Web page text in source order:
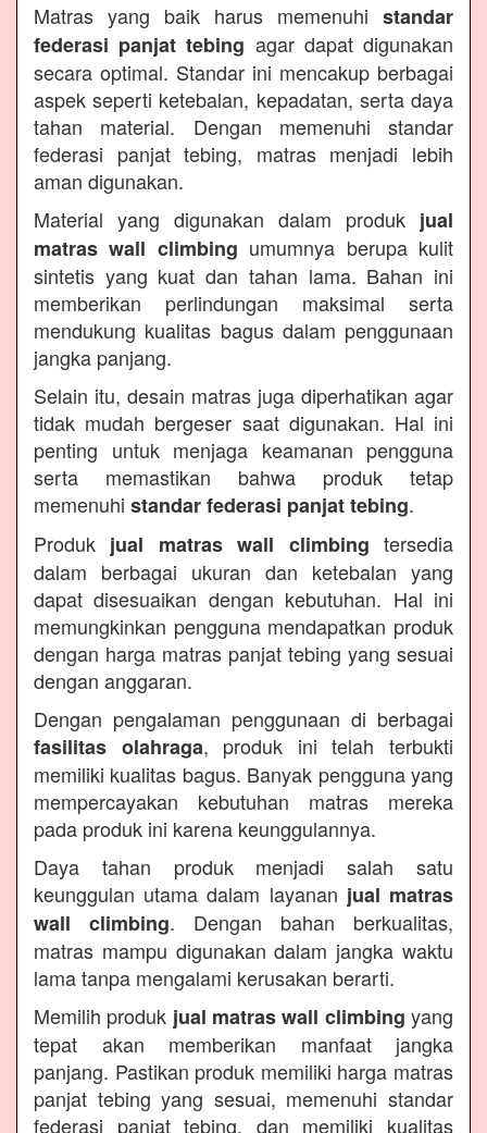
Matras yang baik harus memenuhi standar
federasi panjat tebing agar dapat digunakan
secara optimal. Standar ini mencakup berbagai
aspek seperti ketebalan, kepadatan, serta daya
tahan material. Dengan memenuhi standar
federasi panjat tebing, matras menjadi lebih
aman digunakan.
Material yang digunakan dalam produk jual
matras wall climbing umumnya berupa kulit
sintetis yang kuat dan tahan lama. Bahan ini
memberikan perlindungan maksimal serta
mendukung kualitas bagus dalam penggunaan
jangka panjang.
Selain itu, desain matras juga diperhatikan agar
tidak mudah bergeser saat digunakan. Hal ini
penting untuk menjaga keamanan pengguna
serta memastikan bahwa produk tetap
memenuhi standar federasi panjat tebing.
Produk jual matras wall climbing tersedia
dalam berbagai ukuran dan ketebalan yang
dapat disesuaikan dengan kebutuhan. Hal ini
memungkinkan pengguna mendapatkan produk
dengan harga matras panjat tebing yang sesuai
dengan anggaran.
Dengan pengalaman penggunaan di berbagai
fasilitas olahraga, produk ini telah terbukti
memiliki kualitas bagus. Banyak pengguna yang
mempercayakan kebutuhan matras mereka
pada produk ini karena keunggulannya.
Daya tahan produk menjadi salah satu
keunggulan utama dalam layanan jual matras
wall climbing. Dengan bahan berkualitas,
matras mampu digunakan dalam jangka waktu
lama tanpa mengalami kerusakan berarti.
Memilih produk jual matras wall climbing yang
tepat akan memberikan manfaat jangka
panjang. Pastikan produk memiliki harga matras
panjat tebing yang sesuai, memenuhi standar
federasi panjat tebing, dan memiliki kualitas